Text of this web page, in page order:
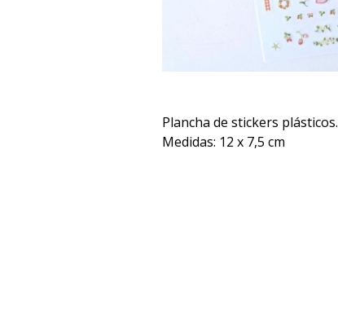
Plancha de stickers plásticos.
Medidas: 12 x 7,5 cm